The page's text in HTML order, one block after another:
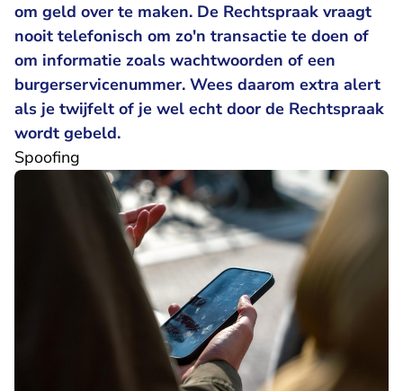
om geld over te maken. De Rechtspraak vraagt
nooit telefonisch om zo'n transactie te doen of
om informatie zoals wachtwoorden of een
burgerservicenummer. Wees daarom extra alert
als je twijfelt of je wel echt door de Rechtspraak
wordt gebeld.
Spoofing